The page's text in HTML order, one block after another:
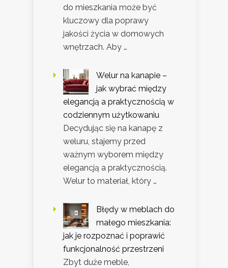
do mieszkania może być
kluczowy dla poprawy
jakości życia w domowych
wnętrzach. Aby …
Welur na kanapie –
jak wybrać między
elegancją a praktycznością w
codziennym użytkowaniu
Decydując się na kanapę z
weluru, stajemy przed
ważnym wyborem między
elegancją a praktycznością.
Welur to materiał, który …
Błędy w meblach do
małego mieszkania:
jak je rozpoznać i poprawić
funkcjonalność przestrzeni
Zbyt duże meble,